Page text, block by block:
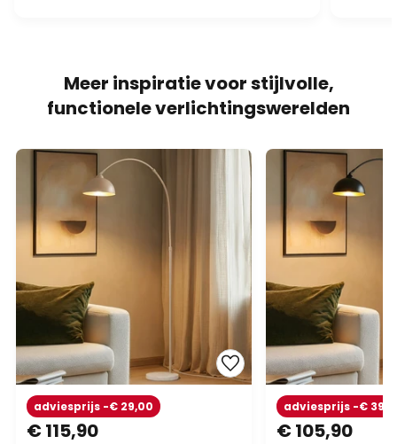
Meer inspiratie voor stijlvolle,
functionele verlichtingswerelden
€ 115,90
adviesprijs -€ 29,00
€ 105,90
adviesprijs -€